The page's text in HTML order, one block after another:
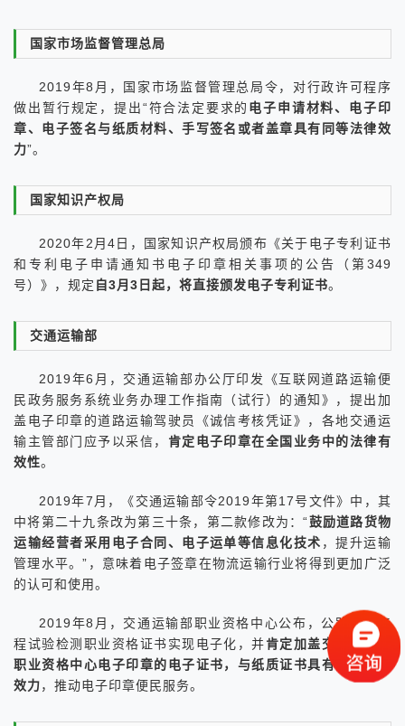
国家市场监督管理总局
2019年8月，国家市场监督管理总局令，对行政许可程序
做出暂行规定，提出“符合法定要求的 电子申请材料、电子印
章、电子签名与纸质材料、手写签名或者盖章具有同等法律效
力”。
国家知识产权局
2020年2月4日，国家知识产权局颁布《关于电子专利证书
和专利电子申请通知书电子印章相关事项的公告（第349
号）》，规定 自3月3日起，将直接颁发电子专利证书。
交通运输部
2019年6月，交通运输部办公厅印发《互联网道路运输便
民政务服务系统业务办理工作指南（试行）的通知》，提出加
盖电子印章的道路运输驾驶员《诚信考核凭证》，各地交通运
输主管部门应予以采信， 肯定电子印章在全国业务中的法律有
效性。
2019年7月，《交通运输部令2019年第17号文件》中，其
中将第二十九条改为第三十条，第二款修改为：“鼓励道路货物
运输经营者采用电子合同、电子运单等信息化技术 ，提升运输
管理水平。”，意味着电子签章在物流运输行业将得到更加广泛
的认可和使用。
2019年8月，交通运输部职业资格中心公布，公路水运工
程试验检测职业资格证书实现电子化，并肯定加盖交通运输部
职业资格中心电子印章的电子证书，与纸质证书具有同等法律
效力，推动电子印章便民服务。